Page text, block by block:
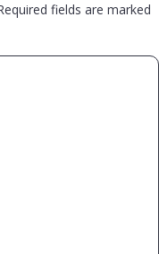
fields are marked